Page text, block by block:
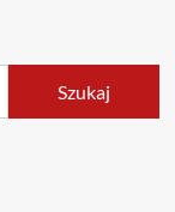
Szukaj